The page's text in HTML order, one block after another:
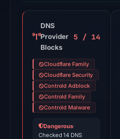
of
engines
the
domain
on
Jul
18,
DNS
Provider
Blocks
5 / 14
Cloudflare Family
Cloudflare Security
Controld Adblock
Controld Family
Controld Malware
Dangerous·
Checked 14 DNS